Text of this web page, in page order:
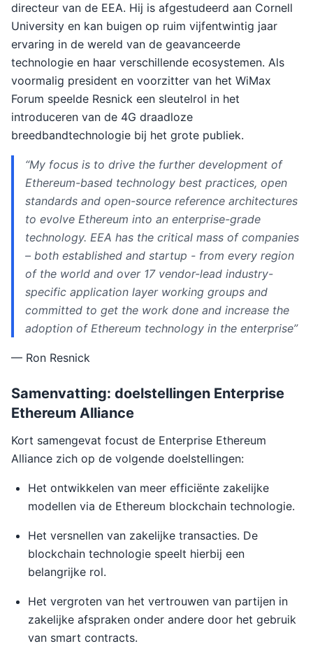
directeur van de EEA. Hij is afgestudeerd aan Cornell
University en kan buigen op ruim vijfentwintig jaar
ervaring in de wereld van de geavanceerde
technologie en haar verschillende ecosystemen. Als
voormalig president en voorzitter van het WiMax
Forum speelde Resnick een sleutelrol in het
introduceren van de 4G draadloze
breedbandtechnologie bij het grote publiek.
“My focus is to drive the further development of
Ethereum-based technology best practices, open
standards and open-source reference architectures
to evolve Ethereum into an enterprise-grade
technology. EEA has the critical mass of companies
– both established and startup - from every region
of the world and over 17 vendor-lead industry-
specific application layer working groups and
committed to get the work done and increase the
adoption of Ethereum technology in the enterprise”
— Ron Resnick
Samenvatting: doelstellingen Enterprise
Ethereum Alliance
Kort samengevat focust de Enterprise Ethereum
Alliance zich op de volgende doelstellingen:
Het ontwikkelen van meer efficiënte zakelijke
modellen via de Ethereum blockchain technologie.
Het versnellen van zakelijke transacties. De
blockchain technologie speelt hierbij een
belangrijke rol.
Het vergroten van het vertrouwen van partijen in
zakelijke afspraken onder andere door het gebruik
van smart contracts.